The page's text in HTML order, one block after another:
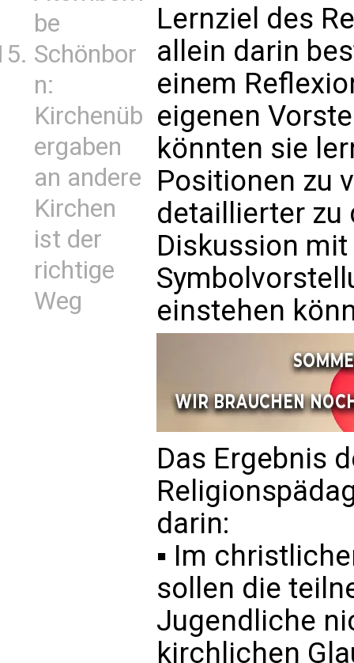
be
Schönbor
n:
Kirchenüb
ergaben
an andere
Kirchen
ist der
richtige
Weg
Lernziel des
allein darin
einem
eigenen
könnten sie
Positionen zu
detaillierter zu
Diskussion
einstehen
Das Ergebnis
darin:
▪ Im
sollen die
Jugendliche
kirchlichen